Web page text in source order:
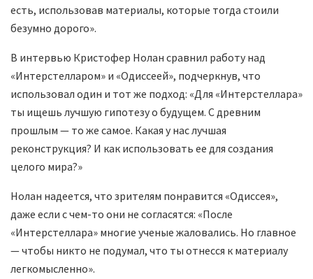
есть, использовав материалы, которые тогда стоили
безумно дорого».
В интервью Кристофер Нолан сравнил работу над
«Интерстелларом» и «Одиссеей», подчеркнув, что
использовал один и тот же подход: «Для «Интерстеллара»
ты ищешь лучшую гипотезу о будущем. С древним
прошлым — то же самое. Какая у нас лучшая
реконструкция? И как использовать ее для создания
целого мира?»
Нолан надеется, что зрителям понравится «Одиссея»,
даже если с чем-то они не согласятся: «После
«Интерстеллара» многие ученые жаловались. Но главное
— чтобы никто не подумал, что ты отнесся к материалу
легкомысленно».